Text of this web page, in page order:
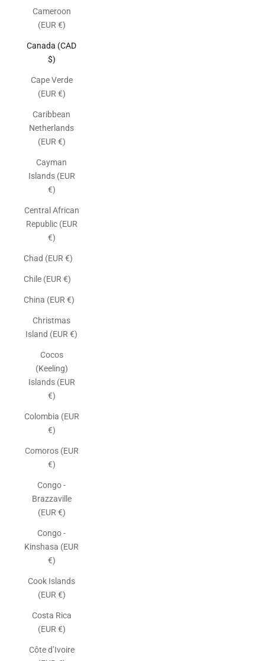
Cameroon
(EUR €)
Canada (CAD
$)
Cape Verde
(EUR €)
Caribbean
Netherlands
(EUR €)
Cayman
Islands (EUR
€)
Central African
Republic (EUR
€)
Chad (EUR €)
Chile (EUR €)
China (EUR €)
Christmas
Island (EUR €)
Cocos
(Keeling)
Islands (EUR
€)
Colombia (EUR
€)
Comoros (EUR
€)
Congo -
Brazzaville
(EUR €)
Congo -
Kinshasa (EUR
€)
Cook Islands
(EUR €)
Costa Rica
(EUR €)
Côte d’Ivoire